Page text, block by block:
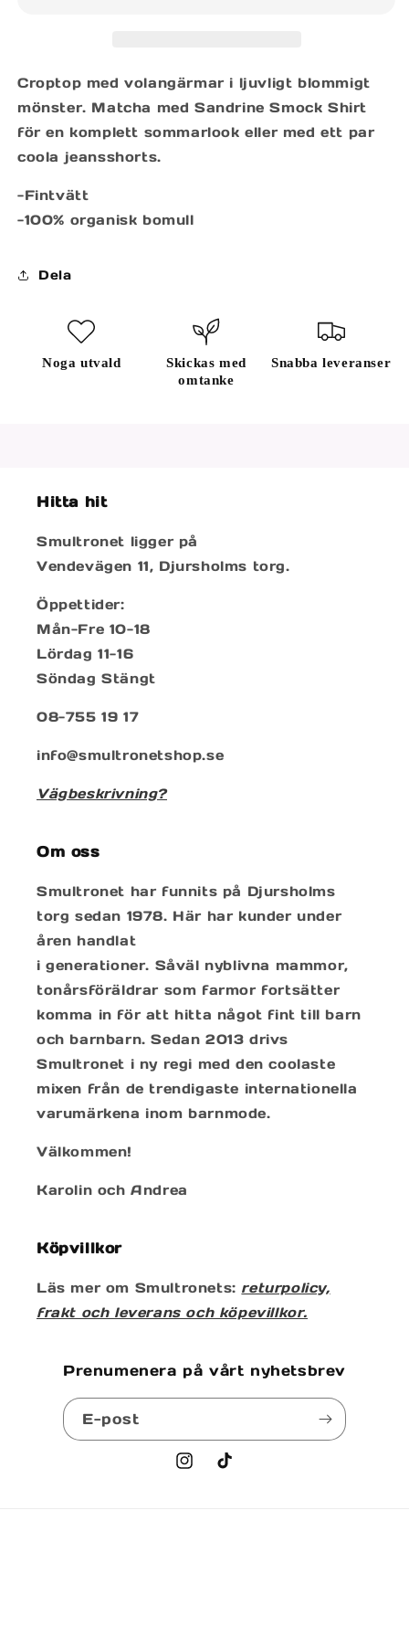
Croptop med volangärmar i ljuvligt blommigt
mönster. Matcha med Sandrine Smock Shirt
för en komplett sommarlook eller med ett par
coola jeansshorts.
-Fintvätt
-100% organisk bomull
Dela
Noga utvald
Skickas med
omtanke
Snabba leveranser
Hitta hit
Smultronet ligger på
Vendevägen 11, Djursholms torg.
Öppettider:
Mån-Fre 10-18
Lördag 11-16
Söndag Stängt
08-755 19 17
info@smultronetshop.se
Vägbeskrivning?
Om oss
Smultronet har funnits på Djursholms
torg sedan 1978. Här har kunder under
åren handlat
i generationer. Såväl nyblivna mammor,
tonårsföräldrar som farmor fortsätter
komma in för att hitta något fint till barn
och barnbarn. Sedan 2013 drivs
Smultronet i ny regi med den coolaste
mixen från de trendigaste internationella
varumärkena inom barnmode.
Välkommen!
Karolin och Andrea
Köpvillkor
Läs mer om Smultronets: returpolicy,
frakt och leverans och köpevillkor.
Prenumenera på vårt nyhetsbrev
E-post
Instagram
TikTok